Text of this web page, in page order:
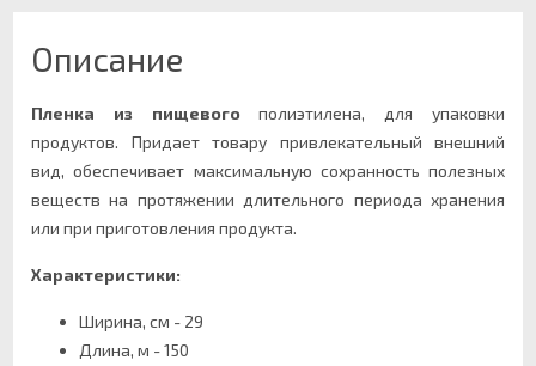
Описание
Пленка из пищевогополиэтилена, для упаковки
продуктов. Придает товару привлекательный внешний
вид, обеспечивает максимальную сохранность полезных
веществ на протяжении длительного периода хранения
или при приготовления продукта.
Характеристики:
Ширина, см - 29
Длина, м - 150